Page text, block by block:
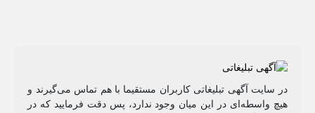
در سایت آگهی تبلیغاتی کاربران مستقیما با هم تماس می‌گیرند و
هیچ واسطه‌ای در این میان وجود ندارد، پس دقت فرمایید که در